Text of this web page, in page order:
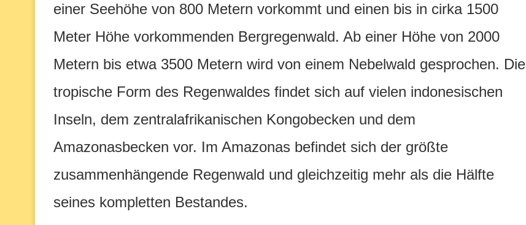
einer Seehöhe von 800 Metern vorkommt und einen bis in cirka 1500
Meter Höhe vorkommenden Bergregenwald. Ab einer Höhe von 2000
Metern bis etwa 3500 Metern wird von einem Nebelwald gesprochen. Die
tropische Form des Regenwaldes findet sich auf vielen indonesischen
Inseln, dem zentralafrikanischen Kongobecken und dem
Amazonasbecken vor. Im Amazonas befindet sich der größte
zusammenhängende Regenwald und gleichzeitig mehr als die Hälfte
seines kompletten Bestandes.